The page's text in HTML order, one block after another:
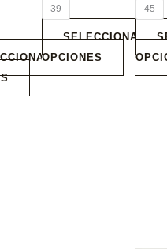
39
SELECCIONAR
OPCIONES
la
página
de
producto
45
la
de